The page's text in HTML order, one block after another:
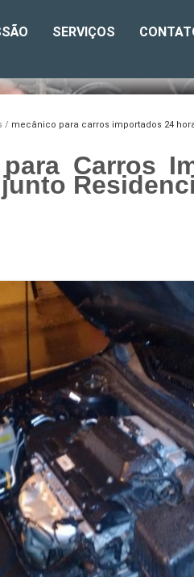
SERVIÇOS
mecânico para carros importados 24
Carros